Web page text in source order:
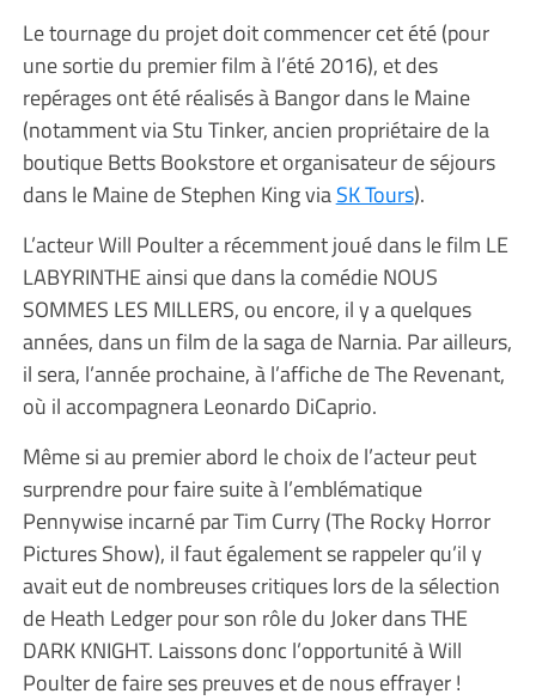
Le tournage du projet doit commencer cet été (pour
une sortie du premier film à l’été 2016), et des
repérages ont été réalisés à Bangor dans le Maine
(notamment via Stu Tinker, ancien propriétaire de la
boutique Betts Bookstore et organisateur de séjours
dans le Maine de Stephen King viaSK Tours).
L’acteur Will Poulter a récemment joué dans le film LE
LABYRINTHE ainsi que dans la comédie NOUS
SOMMES LES MILLERS, ou encore, il y a quelques
années, dans un film de la saga de Narnia. Par ailleurs,
il sera, l’année prochaine, à l’affiche de The Revenant,
où il accompagnera Leonardo DiCaprio.
Même si au premier abord le choix de l’acteur peut
surprendre pour faire suite à l’emblématique
Pennywise incarné par Tim Curry (The Rocky Horror
Pictures Show), il faut également se rappeler qu’il y
avait eut de nombreuses critiques lors de la sélection
de Heath Ledger pour son rôle du Joker dans THE
DARK KNIGHT. Laissons donc l’opportunité à Will
Poulter de faire ses preuves et de nous effrayer !